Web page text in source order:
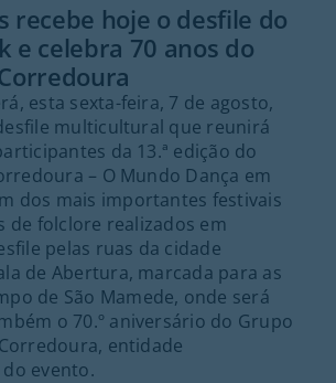
recebe hoje o desfile do
e celebra 70 anos do
esta sexta-feira, 7 de agosto,
multicultural que reunirá
da 13.ª edição do
– O Mundo Dança em
dos mais importantes festivais
de folclore realizados em
pelas ruas da cidade
de Abertura, marcada para as
de São Mamede, onde será
o 70.º aniversário do Grupo
entidade
evento.